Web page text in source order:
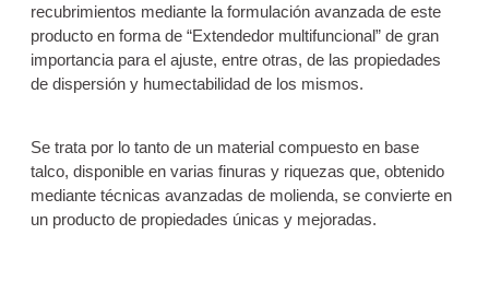
recubrimientos mediante la formulación avanzada de este
producto en forma de “Extendedor multifuncional” de gran
importancia para el ajuste, entre otras, de las propiedades
de dispersión y humectabilidad de los mismos.
Se trata por lo tanto de un material compuesto en base
talco, disponible en varias finuras y riquezas que, obtenido
mediante técnicas avanzadas de molienda, se convierte en
un producto de propiedades únicas y mejoradas.